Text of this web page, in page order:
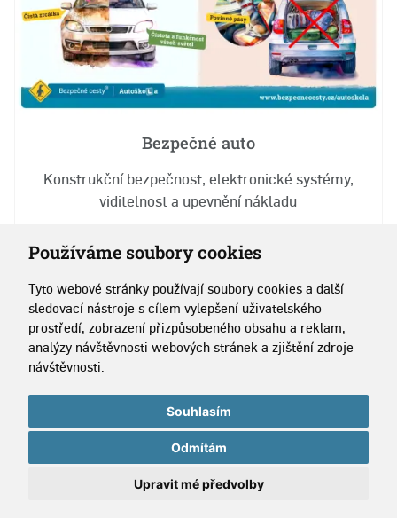
Používáme soubory cookies
Tyto webové stránky používají soubory cookies a další
sledovací nástroje s cílem vylepšení uživatelského
prostředí, zobrazení přizpůsobeného obsahu a reklam,
analýzy návštěvnosti webových stránek a zjištění zdroje
návštěvnosti.
Souhlasím
Odmítám
Upravit mé předvolby
Bezpečné auto
Konstrukční bezpečnost, elektronické systémy,
viditelnost a upevnění nákladu
Stáhnout (3.4 MB, PNG)